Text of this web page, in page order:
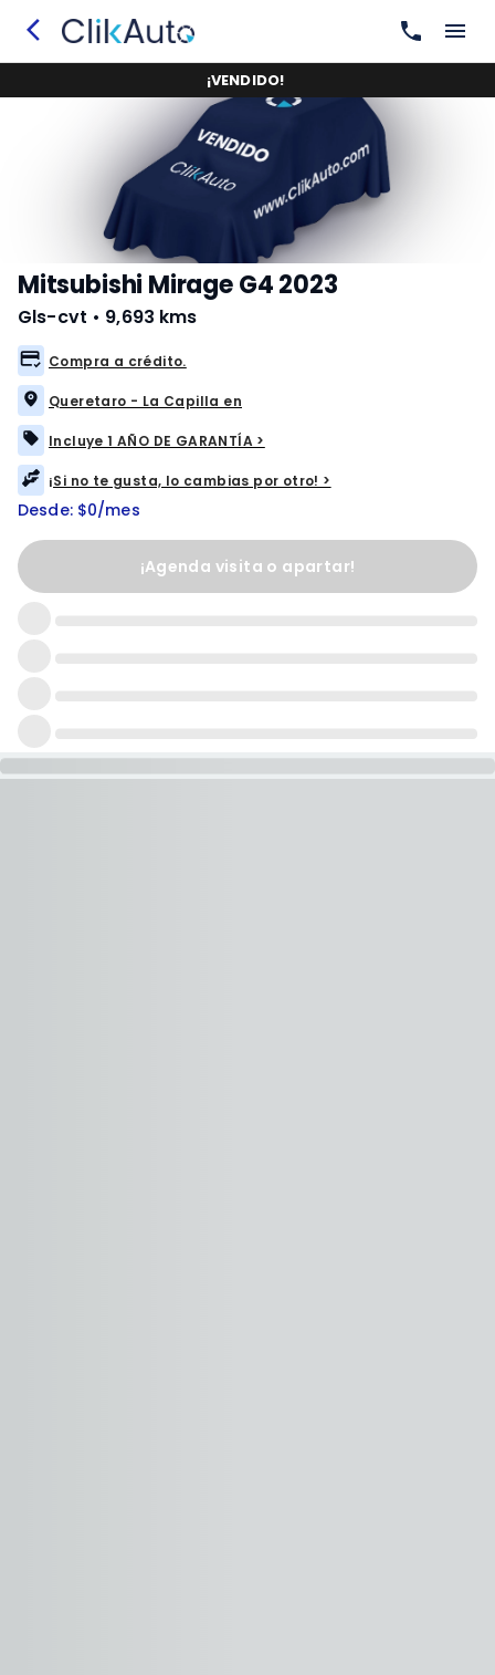
¡VENDIDO!
Mitsubishi Mirage G4 2023
Gls-cvt • 9,693 kms
Compra a crédito.
Queretaro - La Capilla en
Incluye 1 AÑO DE GARANTÍA >
¡Si no te gusta, lo cambias por otro! >
Desde: $0/mes
¡Agenda visita o apartar!